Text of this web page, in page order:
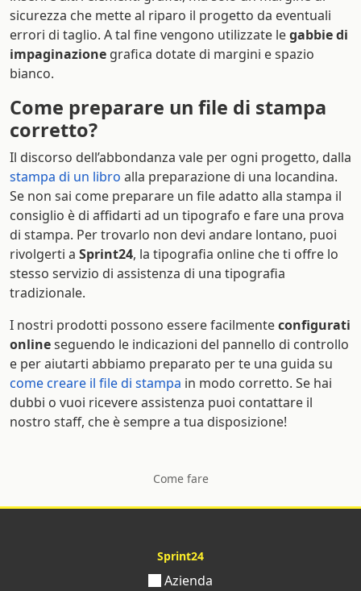
sicurezza che mette al riparo il progetto da eventuali
errori di taglio. A tal fine vengono utilizzate legabbie di
impaginazione grafica dotate di margini e spazio
bianco.
Come preparare un file di stampa
corretto?
Il discorso dell’abbondanza vale per ogni progetto, dalla
stampa di un libro alla preparazione di una locandina.
Se non sai come preparare un file adatto alla stampa il
consiglio è di affidarti ad un tipografo e fare una prova
di stampa. Per trovarlo non devi andare lontano, puoi
rivolgerti a Sprint24, la tipografia online che ti offre lo
stesso servizio di assistenza di una tipografia
tradizionale.
I nostri prodotti possono essere facilmenteconfigurati
onlineseguendo le indicazioni del pannello di controllo
e per aiutarti abbiamo preparato per te una guida su
come creare il file di stampa in modo corretto. Se hai
dubbi o vuoi ricevere assistenza puoi contattare il
nostro staff, che è sempre a tua disposizione!
Come fare
Sprint24
Azienda